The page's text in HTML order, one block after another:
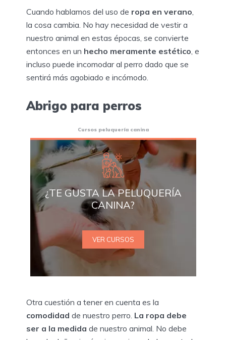
Cuando hablamos del uso de ropa en verano,
la cosa cambia. No hay necesidad de vestir a
nuestro animal en estas épocas, se convierte
entonces en un hecho meramente estético, e
incluso puede incomodar al perro dado que se
sentirá más agobiado e incómodo.
Abrigo para perros
Cursos peluquería canina
¿TE GUSTA LA PELUQUERÍA
CANINA?
VER CURSOS
Otra cuestión a tener en cuenta es la
comodidad de nuestro perro. La ropa debe
ser a la medida de nuestro animal. No debe